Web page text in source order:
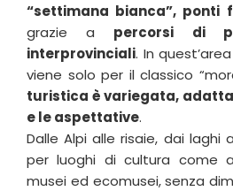
“settimana bianca”, ponti
grazie a percorsi di
interprovinciali. In
viene solo per il classico
turistica è variegata,
e le aspettative.
Dalle Alpi alle risaie, dai laghi
per luoghi di cultura come
musei ed ecomusei, senza